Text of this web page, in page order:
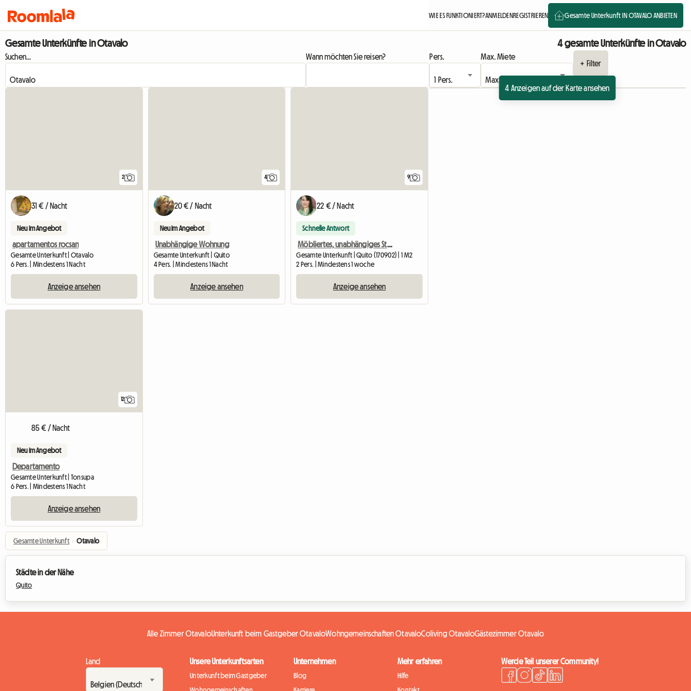
WIE ES FUNKTIONIERT?ANMELDENREGISTRIEREN Gesamte Unterkunft IN OTAVALO ANBIETEN
Gesamte Unterkünfte in Otavalo 4 gesamte Unterkünfte in Otavalo
Suchen... Wann möchten Sie reisen? Pers.
Max. Miete
+ Filter
4 Anzeigen auf der Karte ansehen
2
31 € / Nacht
Neu im Angebot
apartamentos rocsan
Gesamte Unterkunft | Otavalo
6 Pers. | Mindestens 1 Nacht
Anzeige ansehen
4
20 € / Nacht
Neu im Angebot
Unabhängige Wohnung
Gesamte Unterkunft | Quito
4 Pers. | Mindestens 1 Nacht
Anzeige ansehen
9
22 € / Nacht
Schnelle Antwort
Möbliertes, unabhängiges Studio in Tumbaco-Quito -Ecuador
Gesamte Unterkunft | Quito (170902) | 1 M2
2 Pers. | Mindestens 1 woche
Anzeige ansehen
12
85 € / Nacht
Neu im Angebot
Departamento
Gesamte Unterkunft | Tonsupa
6 Pers. | Mindestens 1 Nacht
Anzeige ansehen
Gesamte Unterkunft › Otavalo
Städte in der Nähe
Quito
Alle Zimmer OtavaloUnterkunft beim Gastgeber OtavaloWohngemeinschaften OtavaloColiving OtavaloGästezimmer Otavalo
Land Unsere Unterkunftsarten
Unterkunft beim Gastgeber
Unternehmen
Blog
Mehr erfahren
Hilfe
Werde Teil unserer Community!